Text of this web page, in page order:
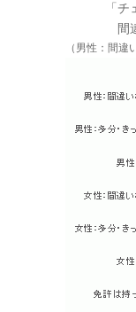
「
間
（男性：間違